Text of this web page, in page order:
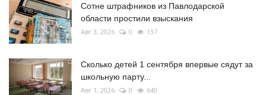
Сотне штрафников из Павлодарской
области простили взыскания
Авг 3, 2026 0 137
Сколько детей 1 сентября впервые сядут за
школьную парту...
Авг 1, 2026 0 640